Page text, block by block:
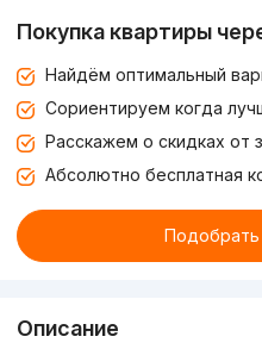
Покупка квартиры
Найдём оптимальный
Сориентируем когда
Расскажем о скидках от
Абсолютно бесплатная
Подобрать
Описание